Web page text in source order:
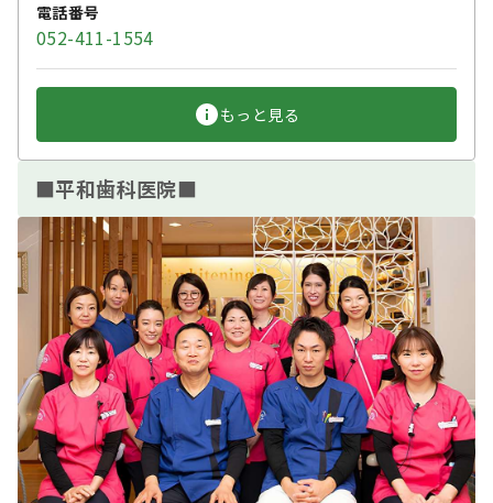
電話番号
052-411-1554
もっと見る
■平和歯科医院■